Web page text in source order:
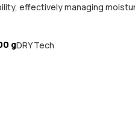
effectively managing
gDRY Tech